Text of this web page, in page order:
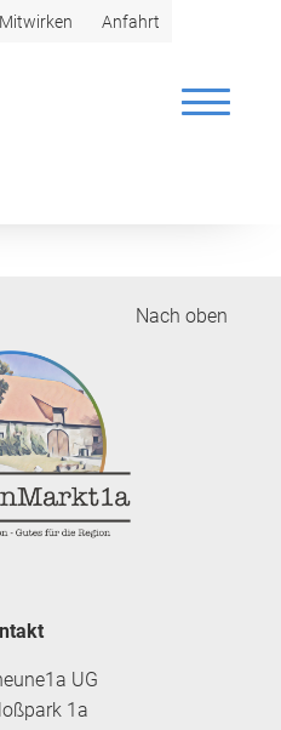
Mitwirken Anfahrt
Nach oben
UG
1a